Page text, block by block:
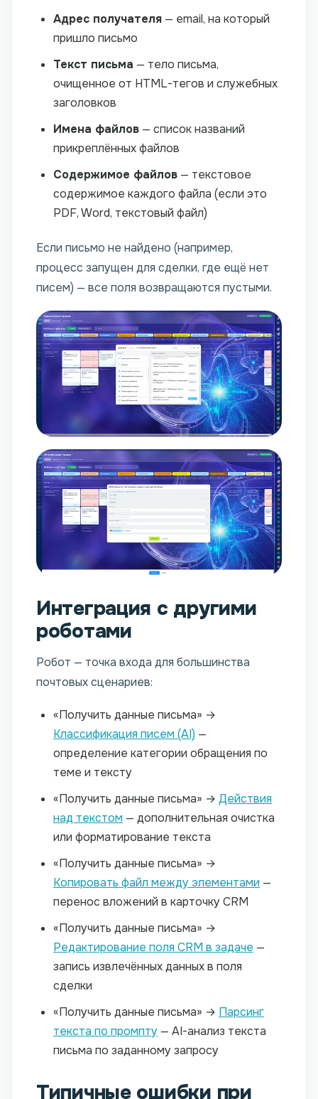
Адрес получателя — email, на который
пришло письмо
Текст письма — тело письма,
очищенное от HTML-тегов и служебных
заголовков
Имена файлов — список названий
прикреплённых файлов
Содержимое файлов — текстовое
содержимое каждого файла (если это
PDF, Word, текстовый файл)
Если письмо не найдено (например,
процесс запущен для сделки, где ещё нет
писем) — все поля возвращаются пустыми.
Интеграция с другими
роботами
Робот — точка входа для большинства
почтовых сценариев:
«Получить данные письма» →
Классификация писем (AI) —
определение категории обращения по
теме и тексту
«Получить данные письма» → Действия
над текстом — дополнительная очистка
или форматирование текста
«Получить данные письма» →
Копировать файл между элементами —
перенос вложений в карточку CRM
«Получить данные письма» →
Редактирование поля CRM в задаче —
запись извлечённых данных в поля
сделки
«Получить данные письма» → Парсинг
текста по промпту — AI-анализ текста
письма по заданному запросу
Типичные ошибки при